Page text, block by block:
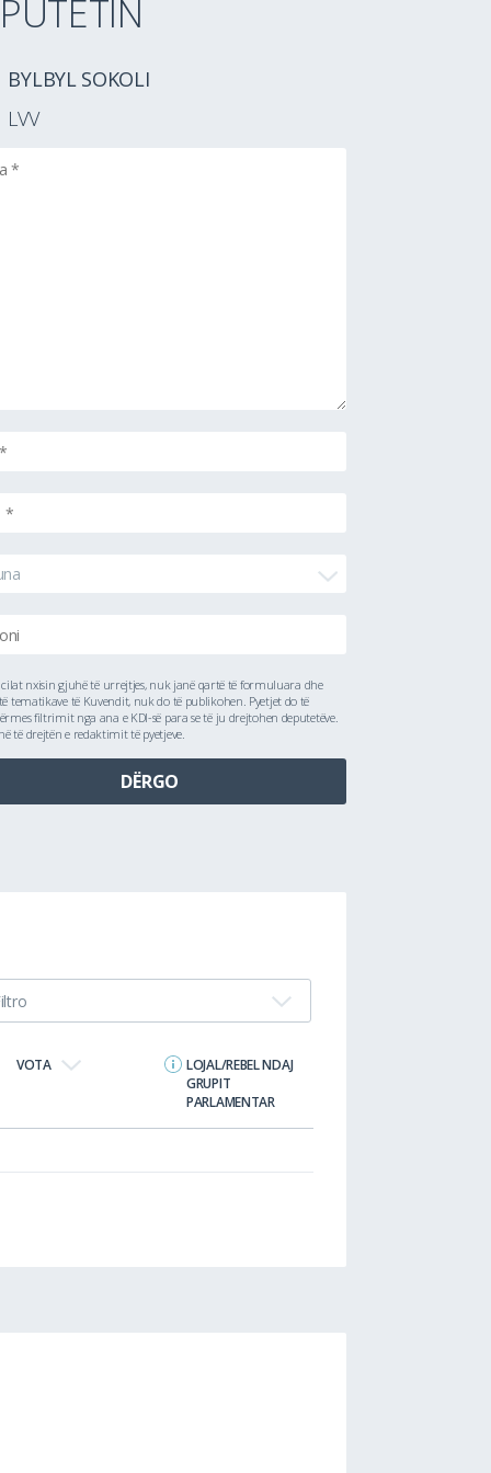
BYLBYL SOKOLI
LVV
cilat nxisin gjuhë të urrejtjes, nuk janë qartë të formuluara dhe
tematikave të Kuvendit, nuk do të publikohen. Pyetjet do të
filtrimit nga ana e KDI-së para se të ju drejtohen deputetëve.
të drejtën e redaktimit të pyetjeve.
VOTA
LOJAL/REBEL NDAJ
GRUPIT
PARLAMENTAR